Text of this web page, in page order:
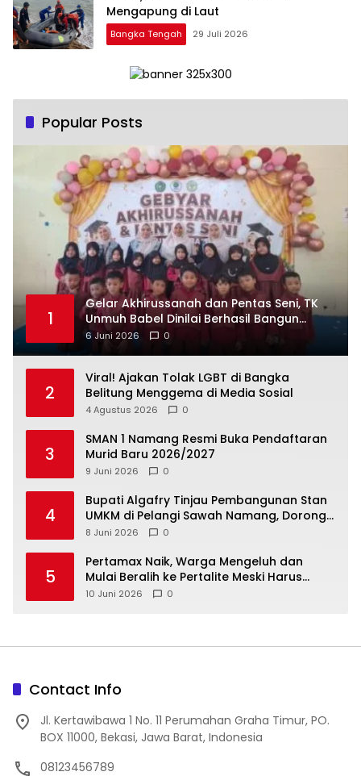
Mengapung di Laut
Bangka Tengah 29 Juli 2026
Popular Posts
1
‎Gelar Akhirussanah dan Pentas Seni, TK
Unmuh Babel Dinilai Berhasil Bangun
6 Juni 2026 0
2
Viral! Ajakan Tolak LGBT di Bangka
Belitung Menggema di Media Sosial
4 Agustus 2026 0
3
SMAN 1 Namang Resmi Buka Pendaftaran
Murid Baru 2026/2027
9 Juni 2026 0
4
‎Bupati Algafry Tinjau Pembangunan Stan
UMKM di Pelangi Sawah Namang, Dorong
Wisata dan Ekonomi Lokal Kian Tertata
8 Juni 2026 0
5
‎Pertamax Naik, Warga Mengeluh dan
Mulai Beralih ke Pertalite Meski Harus
10 Juni 2026 0
Contact Info
Jl. Kertawibawa 1 No. 11 Perumahan Graha Timur, PO.
BOX 11000, Bekasi, Jawa Barat, Indonesia
08123456789